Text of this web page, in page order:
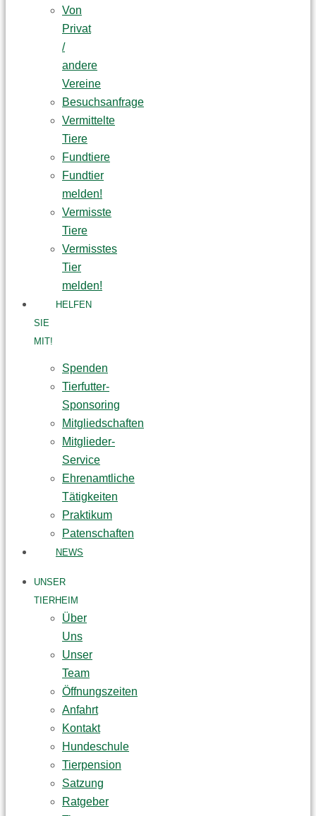
Von
Privat
/
andere
Vereine
Besuchsanfrage
Vermittelte
Tiere
Fundtiere
Fundtier
melden!
Vermisste
Tiere
Vermisstes
Tier
melden!
HELFEN
SIE
MIT!
Spenden
Tierfutter-
Sponsoring
Mitgliedschaften
Mitglieder-
Service
Ehrenamtliche
Tätigkeiten
Praktikum
Patenschaften
NEWS
UNSER
TIERHEIM
Über
Uns
Unser
Team
Öffnungszeiten
Anfahrt
Kontakt
Hundeschule
Tierpension
Satzung
Ratgeber